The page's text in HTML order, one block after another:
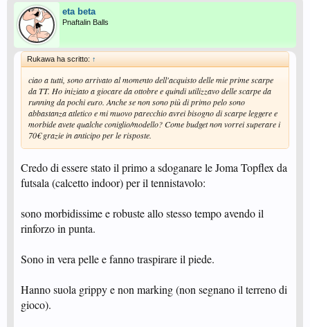
eta beta
Pnaftalin Balls
Rukawa ha scritto: ↑
ciao a tutti, sono arrivato al momento dell'acquisto delle mie prime scarpe
da TT. Ho iniziato a giocare da ottobre e quindi utilizzavo delle scarpe da
running da pochi euro. Anche se non sono più di primo pelo sono
abbastanza atletico e mi muovo parecchio avrei bisogno di scarpe leggere e
morbide avete qualche coniglio/modello? Come budget non vorrei superare i
70€ grazie in anticipo per le risposte.
Credo di essere stato il primo a sdoganare le Joma Topflex da
futsala (calcetto indoor) per il tennistavolo:
sono morbidissime e robuste allo stesso tempo avendo il
rinforzo in punta.
Sono in vera pelle e fanno traspirare il piede.
Hanno suola grippy e non marking (non segnano il terreno di
gioco).